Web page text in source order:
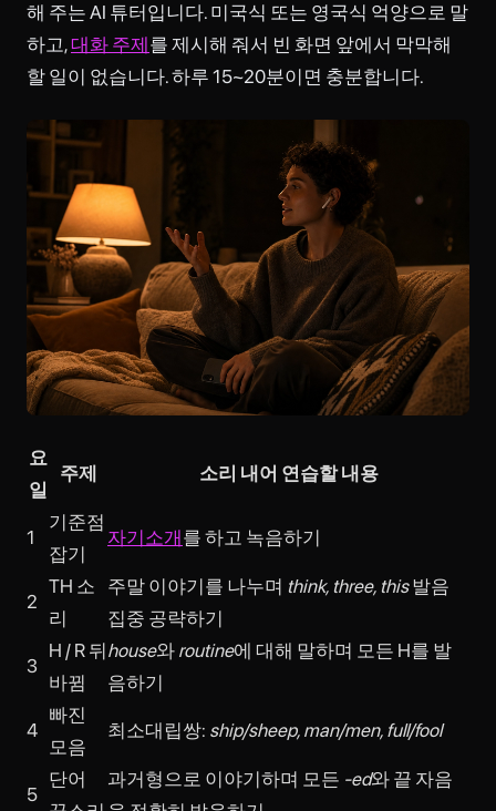
해 주는 AI 튜터입니다. 미국식 또는 영국식 억양으로 말
하고,대화 주제 를 제시해 줘서 빈 화면 앞에서 막막해
할 일이 없습니다. 하루 15~20분이면 충분합니다.
요
일
주제 소리 내어 연습할 내용
1
기준점
잡기
자기소개를 하고 녹음하기
2
TH 소
리
주말 이야기를 나누며 think, three, this발음
집중 공략하기
3
H / R 뒤
바뀜
house와 routine에 대해 말하며 모든 H를 발
음하기
4
빠진
모음
최소대립쌍: ship/sheep, man/men, full/fool
5
단어
과거형으로 이야기하며 모든 -ed와 끝 자음